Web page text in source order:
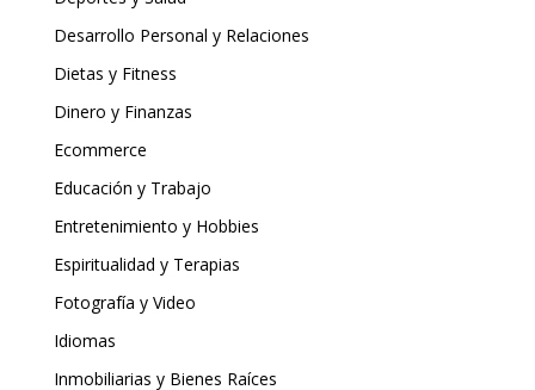
Desarrollo Personal y Relaciones
Dietas y Fitness
Dinero y Finanzas
Ecommerce
Educación y Trabajo
Entretenimiento y Hobbies
Espiritualidad y Terapias
Fotografía y Video
Idiomas
Inmobiliarias y Bienes Raíces